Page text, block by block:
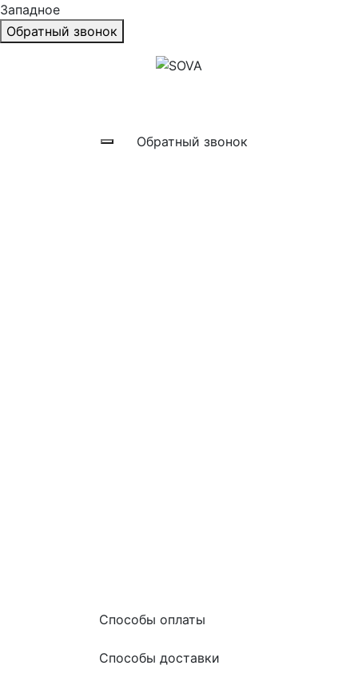
Западное
Обратный звонок
Обратный звонок
Способы оплаты
Способы доставки